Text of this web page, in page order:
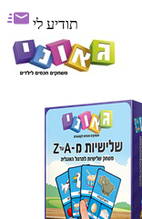
תודיע לי